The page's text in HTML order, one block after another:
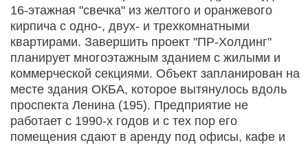
16-этажная "свечка" из желтого и оранжевого
кирпича с одно-, двух- и трехкомнатными
квартирами. Завершить проект "ПР-Холдинг"
планирует многоэтажным зданием с жилыми и
коммерческой секциями. Объект запланирован на
месте здания ОКБА, которое вытянулось вдоль
проспекта Ленина (195). Предприятие не
работает с 1990-х годов и с тех пор его
помещения сдают в аренду под офисы, кафе и